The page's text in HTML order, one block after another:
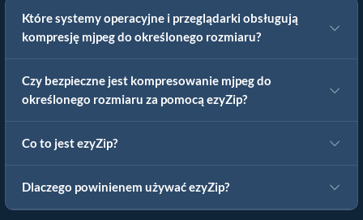
Które systemy operacyjne i przeglądarki obsługują
kompresję mjpeg do określonego rozmiaru?
Czy bezpieczne jest kompresowanie mjpeg do
określonego rozmiaru za pomocą ezyZip?
Co to jest ezyZip?
Dlaczego powinienem używać ezyZip?